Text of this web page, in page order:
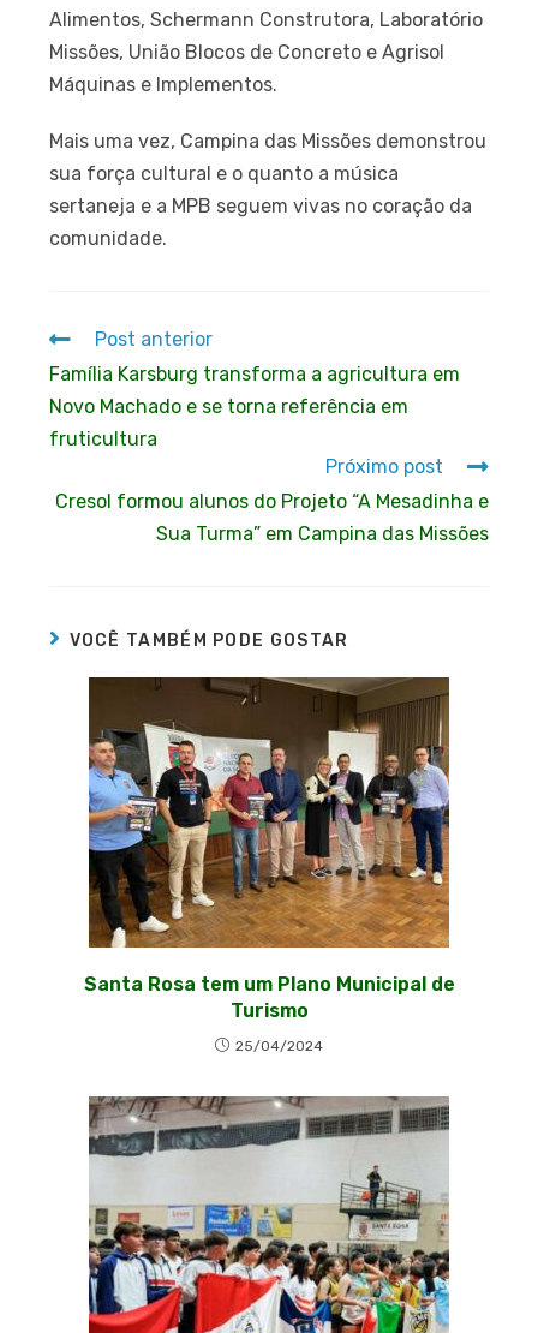
Alimentos, Schermann Construtora, Laboratório
Missões, União Blocos de Concreto e Agrisol
Máquinas e Implementos.
Mais uma vez, Campina das Missões demonstrou
sua força cultural e o quanto a música
sertaneja e a MPB seguem vivas no coração da
comunidade.
Post anterior
Família Karsburg transforma a agricultura em
Novo Machado e se torna referência em
fruticultura
Próximo post
Cresol formou alunos do Projeto “A Mesadinha e
Sua Turma” em Campina das Missões
VOCÊ TAMBÉM PODE GOSTAR
Santa Rosa tem um Plano Municipal de
Turismo
25/04/2024